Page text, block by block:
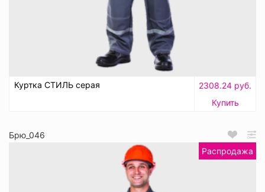
Куртка СТИЛЬ серая
2308.24 руб.
Купить
Брю_046
Распродажа